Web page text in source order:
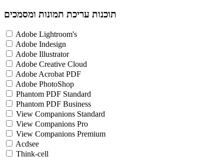
תוכנות עריכת תמונות ומסמכים
Adobe Lightroom's
Adobe Indesign
Adobe Illustrator
Adobe Creative Cloud
Adobe Acrobat PDF
Adobe PhotoShop
Phantom PDF Standard
Phantom PDF Business
View Companions Standard
View Companions Pro
View Companions Premium
Acdsee
Think-cell